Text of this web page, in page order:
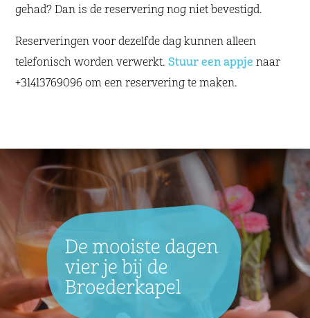
gehad? Dan is de reservering nog niet bevestigd.
Reserveringen voor dezelfde dag kunnen alleen
telefonisch worden verwerkt.Stuur een appje naar
+31413769096 om een reservering te maken.